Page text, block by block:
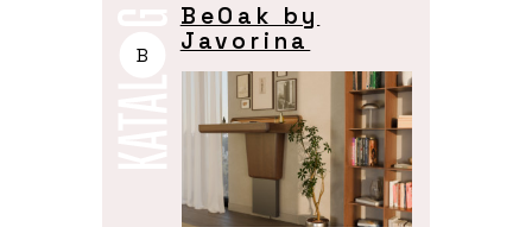
B
BeOak by
Javorina